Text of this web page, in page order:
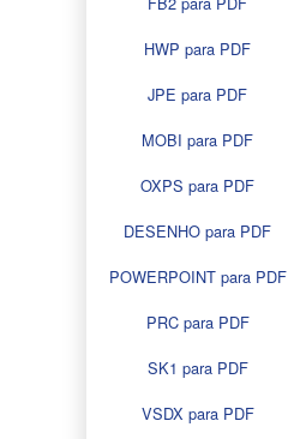
HWP para PDF
JPE para PDF
MOBI para PDF
OXPS para PDF
DESENHO para PDF
POWERPOINT para PDF
PRC para PDF
SK1 para PDF
VSDX para PDF